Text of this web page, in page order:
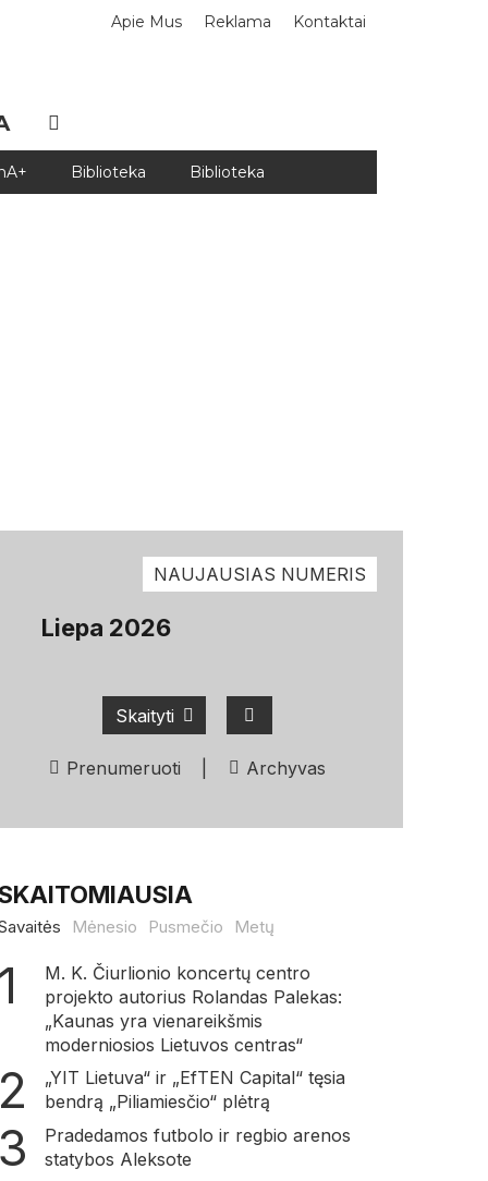
Apie Mus Reklama Kontaktai
Biblioteka Biblioteka
NAUJAUSIAS NUMERIS
Liepa 2026
Skaityti
Prenumeruoti Archyvas
Mėnesio Pusmečio Metų
M. K. Čiurlionio koncertų centro
projekto autorius Rolandas Palekas:
„Kaunas yra vienareikšmis
moderniosios Lietuvos centras“
„YIT Lietuva“ ir „EfTEN Capital“ tęsia
bendrą „Piliamiesčio“ plėtrą
Pradedamos futbolo ir regbio arenos
statybos Aleksote